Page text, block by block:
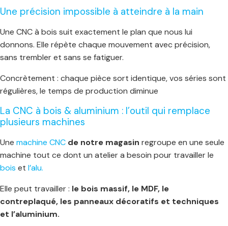
Une précision impossible à atteindre à la main
Une CNC à bois suit exactement le plan que nous lui
donnons. Elle répète chaque mouvement avec précision,
sans trembler et sans se fatiguer.
Concrètement : chaque pièce sort identique, vos séries sont
régulières, le temps de production diminue
La CNC à bois & aluminium : l’outil qui remplace
plusieurs machines
Une machine CNC de notre magasin regroupe en une seule
machine tout ce dont un atelier a besoin pour travailler le
bois et l’alu.
Elle peut travailler : le bois massif, le MDF, le
contreplaqué, les panneaux décoratifs et techniques
et l’aluminium.